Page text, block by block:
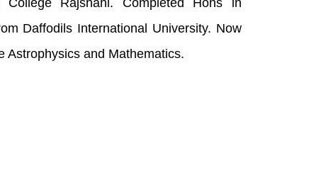
Rajshahi. Completed Hons in
Daffodils International University. Now
Astrophysics and Mathematics.